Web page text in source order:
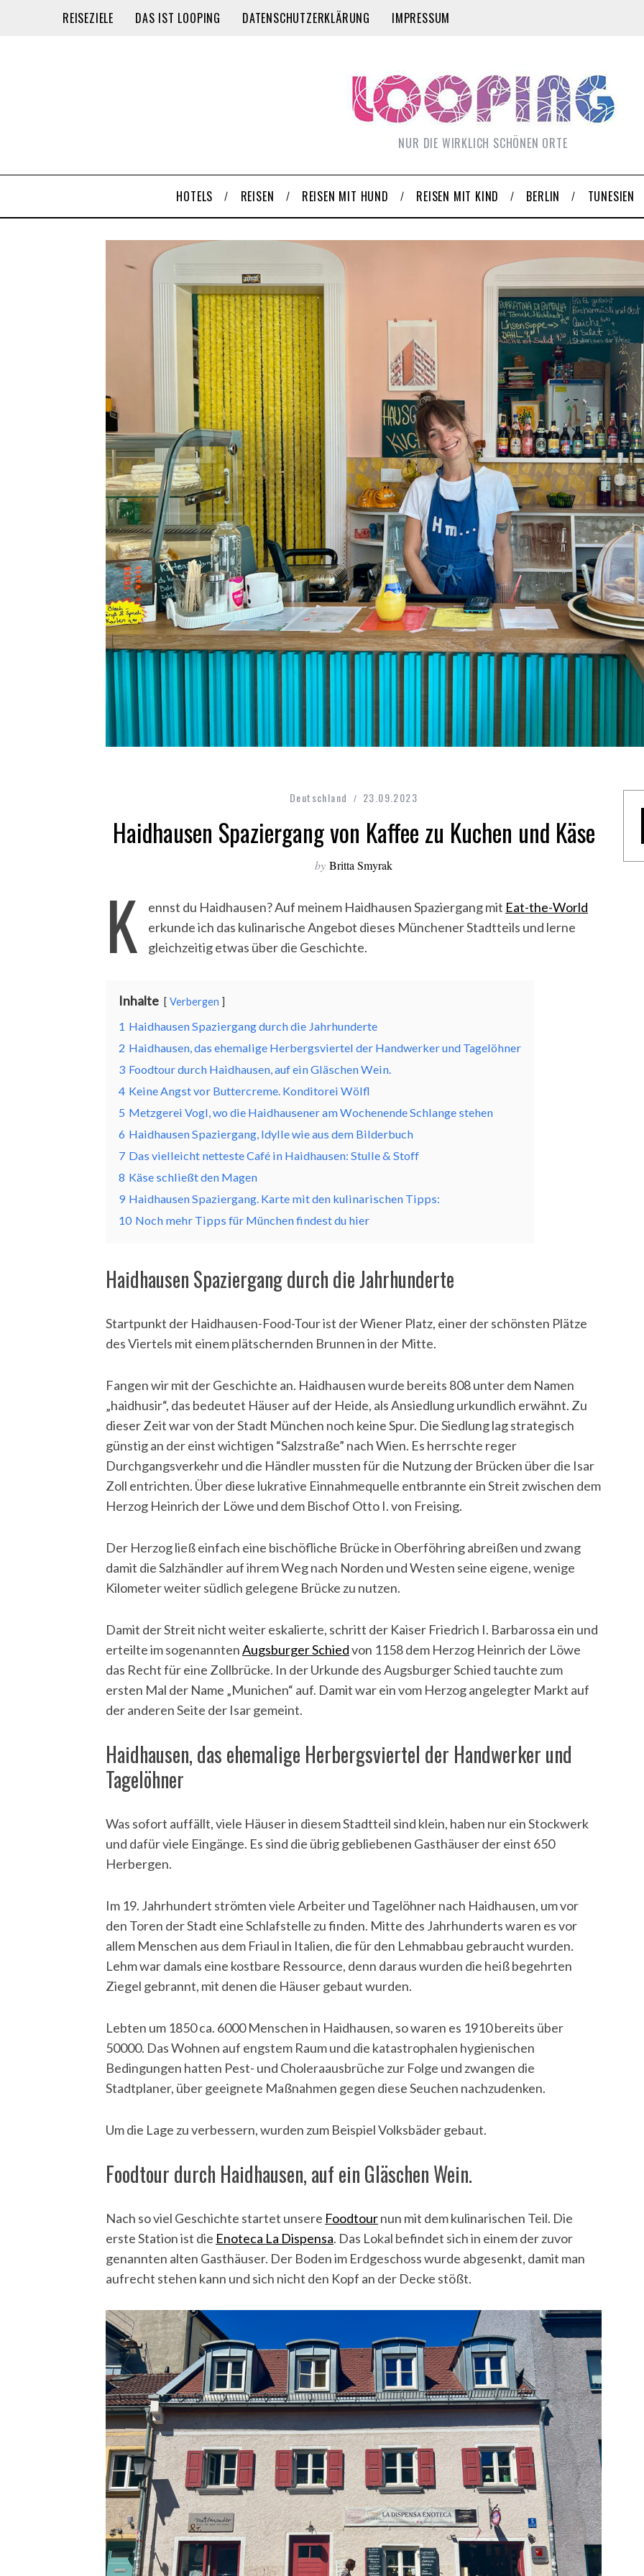
REISEZIELE DAS IST LOOPING DATENSCHUTZERKLÄRUNG IMPRESSUM
NUR DIE WIRKLICH SCHÖNEN ORTE
HOTELS REISEN REISEN MIT HUND REISEN MIT KIND BERLIN TUNESIEN
Deutschland 23.09.2023
Haidhausen Spaziergang von Kaffee zu Kuchen und Käse
by Britta Smyrak
K ennst du Haidhausen? Auf meinem Haidhausen Spaziergang mit Eat-the-World
erkunde ich das kulinarische Angebot dieses Münchener Stadtteils und lerne
gleichzeitig etwas über die Geschichte.
Inhalte Verbergen
1 Haidhausen Spaziergang durch die Jahrhunderte
2 Haidhausen, das ehemalige Herbergsviertel der Handwerker und Tagelöhner
3 Foodtour durch Haidhausen, auf ein Gläschen Wein.
4 Keine Angst vor Buttercreme. Konditorei Wölfl
5 Metzgerei Vogl, wo die Haidhausener am Wochenende Schlange stehen
6 Haidhausen Spaziergang, Idylle wie aus dem Bilderbuch
7 Das vielleicht netteste Café in Haidhausen: Stulle & Stoff
8 Käse schließt den Magen
9 Haidhausen Spaziergang. Karte mit den kulinarischen Tipps:
10 Noch mehr Tipps für München findest du hier
Haidhausen Spaziergang durch die Jahrhunderte
Startpunkt der Haidhausen-Food-Tour ist der Wiener Platz, einer der schönsten Plätze
des Viertels mit einem plätschernden Brunnen in der Mitte.
Fangen wir mit der Geschichte an. Haidhausen wurde bereits 808 unter dem Namen
„haidhusir“, das bedeutet Häuser auf der Heide, als Ansiedlung urkundlich erwähnt. Zu
dieser Zeit war von der Stadt München noch keine Spur. Die Siedlung lag strategisch
günstig an der einst wichtigen “Salzstraße” nach Wien. Es herrschte reger
Durchgangsverkehr und die Händler mussten für die Nutzung der Brücken über die Isar
Zoll entrichten. Über diese lukrative Einnahmequelle entbrannte ein Streit zwischen dem
Herzog Heinrich der Löwe und dem Bischof Otto I. von Freising.
Der Herzog ließ einfach eine bischöfliche Brücke in Oberföhring abreißen und zwang
damit die Salzhändler auf ihrem Weg nach Norden und Westen seine eigene, wenige
Kilometer weiter südlich gelegene Brücke zu nutzen.
Damit der Streit nicht weiter eskalierte, schritt der Kaiser Friedrich I. Barbarossa ein und
erteilte im sogenanntenAugsburger Schiedvon 1158 dem Herzog Heinrich der Löwe
das Recht für eine Zollbrücke. In der Urkunde des Augsburger Schied tauchte zum
ersten Mal der Name „Munichen“ auf. Damit war ein vom Herzog angelegter Markt auf
der anderen Seite der Isar gemeint.
Haidhausen, das ehemalige Herbergsviertel der Handwerker und
Tagelöhner
Was sofort auffällt, viele Häuser in diesem Stadtteil sind klein, haben nur ein Stockwerk
und dafür viele Eingänge. Es sind die übrig gebliebenen Gasthäuser der einst 650
Herbergen.
Im 19. Jahrhundert strömten viele Arbeiter und Tagelöhner nach Haidhausen, um vor
den Toren der Stadt eine Schlafstelle zu finden. Mitte des Jahrhunderts waren es vor
allem Menschen aus dem Friaul in Italien, die für den Lehmabbau gebraucht wurden.
Lehm war damals eine kostbare Ressource, denn daraus wurden die heiß begehrten
Ziegel gebrannt, mit denen die Häuser gebaut wurden.
Lebten um 1850 ca. 6000 Menschen in Haidhausen, so waren es 1910 bereits über
50000. Das Wohnen auf engstem Raum und die katastrophalen hygienischen
Bedingungen hatten Pest- und Choleraausbrüche zur Folge und zwangen die
Stadtplaner, über geeignete Maßnahmen gegen diese Seuchen nachzudenken.
Um die Lage zu verbessern, wurden zum Beispiel Volksbäder gebaut.
Foodtour durch Haidhausen, auf ein Gläschen Wein.
Nach so viel Geschichte startet unsere Foodtournun mit dem kulinarischen Teil. Die
erste Station ist die Enoteca La Dispensa. Das Lokal befindet sich in einem der zuvor
genannten alten Gasthäuser. Der Boden im Erdgeschoss wurde abgesenkt, damit man
aufrecht stehen kann und sich nicht den Kopf an der Decke stößt.
a
r
c
f
o
r
: